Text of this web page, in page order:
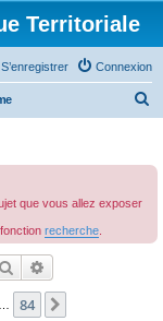
Territoriale
Connexion
S’enregistrer
que vous allez exposer
recherche
Rechercher
84